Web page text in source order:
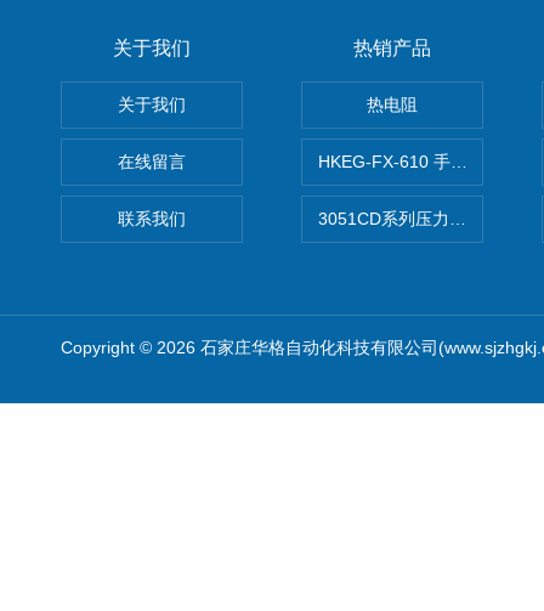
关于我们
关于我们
在线留言
联系我们
热销产品
热电阻
3051CD系列压力变送器
Copyright © 2026 石家庄华格自动化科技有限公司